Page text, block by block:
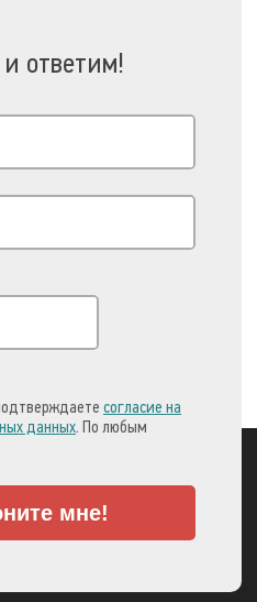
ответим!
согласие на
данных. По любым
мне!